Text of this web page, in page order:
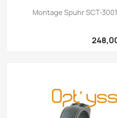
Montage Spuhr SCT-